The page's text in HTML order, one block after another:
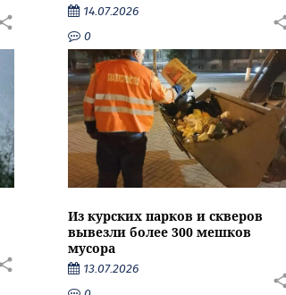
14.07.2026
0
Из курских парков и скверов
вывезли более 300 мешков
мусора
13.07.2026